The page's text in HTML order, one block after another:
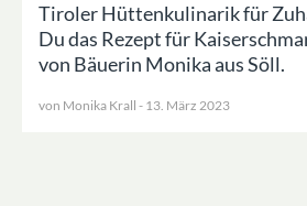
Tiroler Hüttenkulinarik für
Du das Rezept für
von Bäuerin Monika aus Söll.
von Monika Krall - 13. März 2023